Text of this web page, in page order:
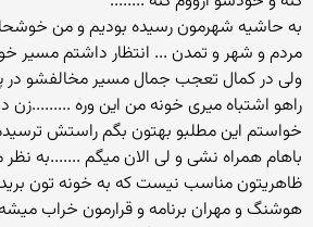
به حاشیه شهرمون رسیده بودیم و من
مردم و شهر و تمدن ... انتظار داشتم مسیر
ولی در کمال تعجب جمال مسیر مخالفشو در
راهو اشتباه میری خونه من این وره .........زن
خواستم این مطلبو بهتون بگم راستش
باهام همراه نشی و لی الان میگم .......به نظر
ظاهریتون مناسب نیست که به خونه تون برید
هوشنگ و مهران برنامه و قرارمون خراب